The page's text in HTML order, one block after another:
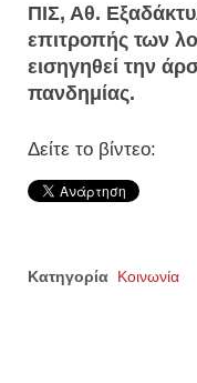
ΠΙΣ, Αθ.
επιτροπής των
εισηγηθεί την
πανδημίας.
Δείτε το βίντεο:
Κατηγορία Κοινωνία